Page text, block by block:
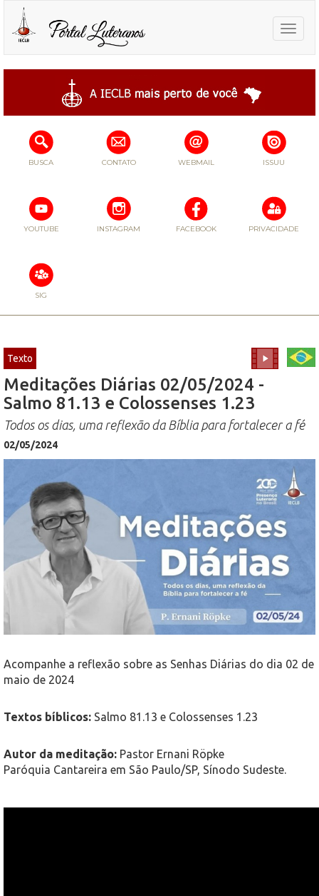
Toggle
BUSCA CONTATO WEBMAIL ISSUU
YOUTUBE INSTAGRAM FACEBOOK PRIVACIDADE
SIG
Texto
Meditações Diárias 02/05/2024 -
Salmo 81.13 e Colossenses 1.23
Todos os dias, uma reflexão da Bíblia para fortalecer a fé
02/05/2024
Acompanhe a reflexão sobre as Senhas Diárias do dia 02 de
maio de 2024
Textos bíblicos: Salmo 81.13 e Colossenses 1.23
Autor da meditação: Pastor Ernani Röpke
Paróquia Cantareira em São Paulo/SP, Sínodo Sudeste.